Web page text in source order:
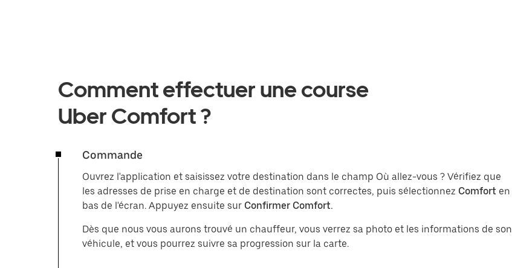
Comment effectuer une course
Uber Comfort ?
Commande
Ouvrez l'application et saisissez votre destination dans le champ Où allez-vous ? Vérifiez que
les adresses de prise en charge et de destination sont correctes, puis sélectionnez Comfort en
bas de l'écran. Appuyez ensuite sur Confirmer Comfort.
Dès que nous vous aurons trouvé un chauffeur, vous verrez sa photo et les informations de son
véhicule, et vous pourrez suivre sa progression sur la carte.